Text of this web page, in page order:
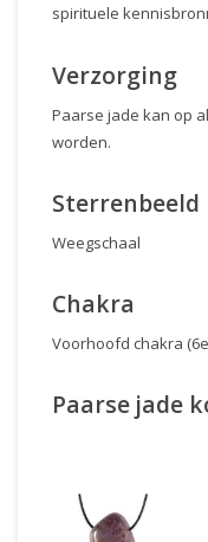
spirituele
Verzorging
Paarse jade kan op
worden.
Sterrenbeeld
Weegschaal
Chakra
Voorhoofd chakra
Paarse jade